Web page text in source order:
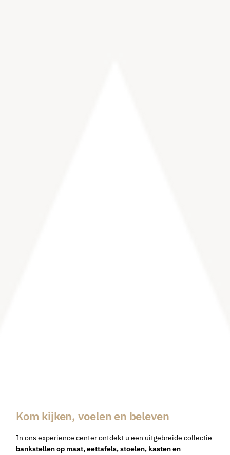
Kom kijken, voelen en beleven
In ons experience center ontdekt u een uitgebreide collectie
bankstellen op maat, eettafels, stoelen, kasten en